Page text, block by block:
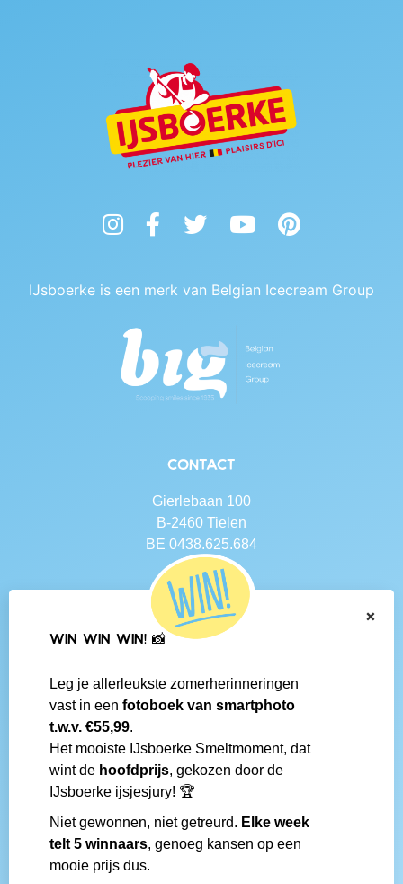
InstagramFacebookTwitter YouTubePinterest
IJsboerke is een merk van Belgian Icecream Group
Contact
Gierlebaan 100
B-2460 Tielen
BE 0438.625.684
Navigatie
Contact
Social media
IJsboerke-shops
Fanmail bezorgen
IJsboerke wedstrijd
Gemaakt door
×
WIN WIN WIN! 📸
Leg je allerleukste zomerherinneringen
vast in een fotoboek van smartphoto
t.w.v. €55,99.
Het mooiste IJsboerke Smeltmoment, dat
wint de hoofdprijs, gekozen door de
IJsboerke ijsjesjury! 🏆
Niet gewonnen, niet getreurd. Elke week
telt 5 winnaars, genoeg kansen op een
mooie prijs dus.